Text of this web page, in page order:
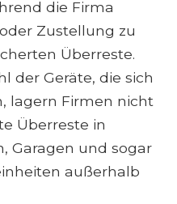
die Firma
Zustellung zu
Überreste.
der Geräte, die sich
lagern Firmen nicht
Überreste in
Garagen und sogar
außerhalb